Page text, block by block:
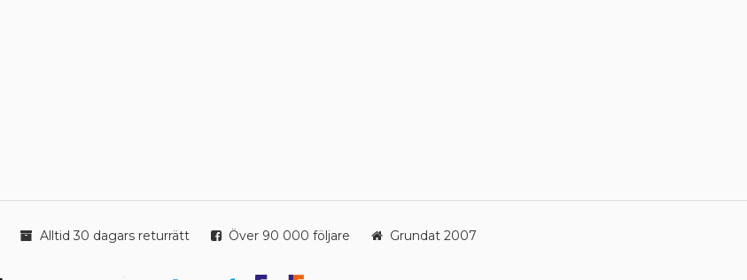
Alltid 30 dagars returrätt Över 90 000 följare Grundat 2007